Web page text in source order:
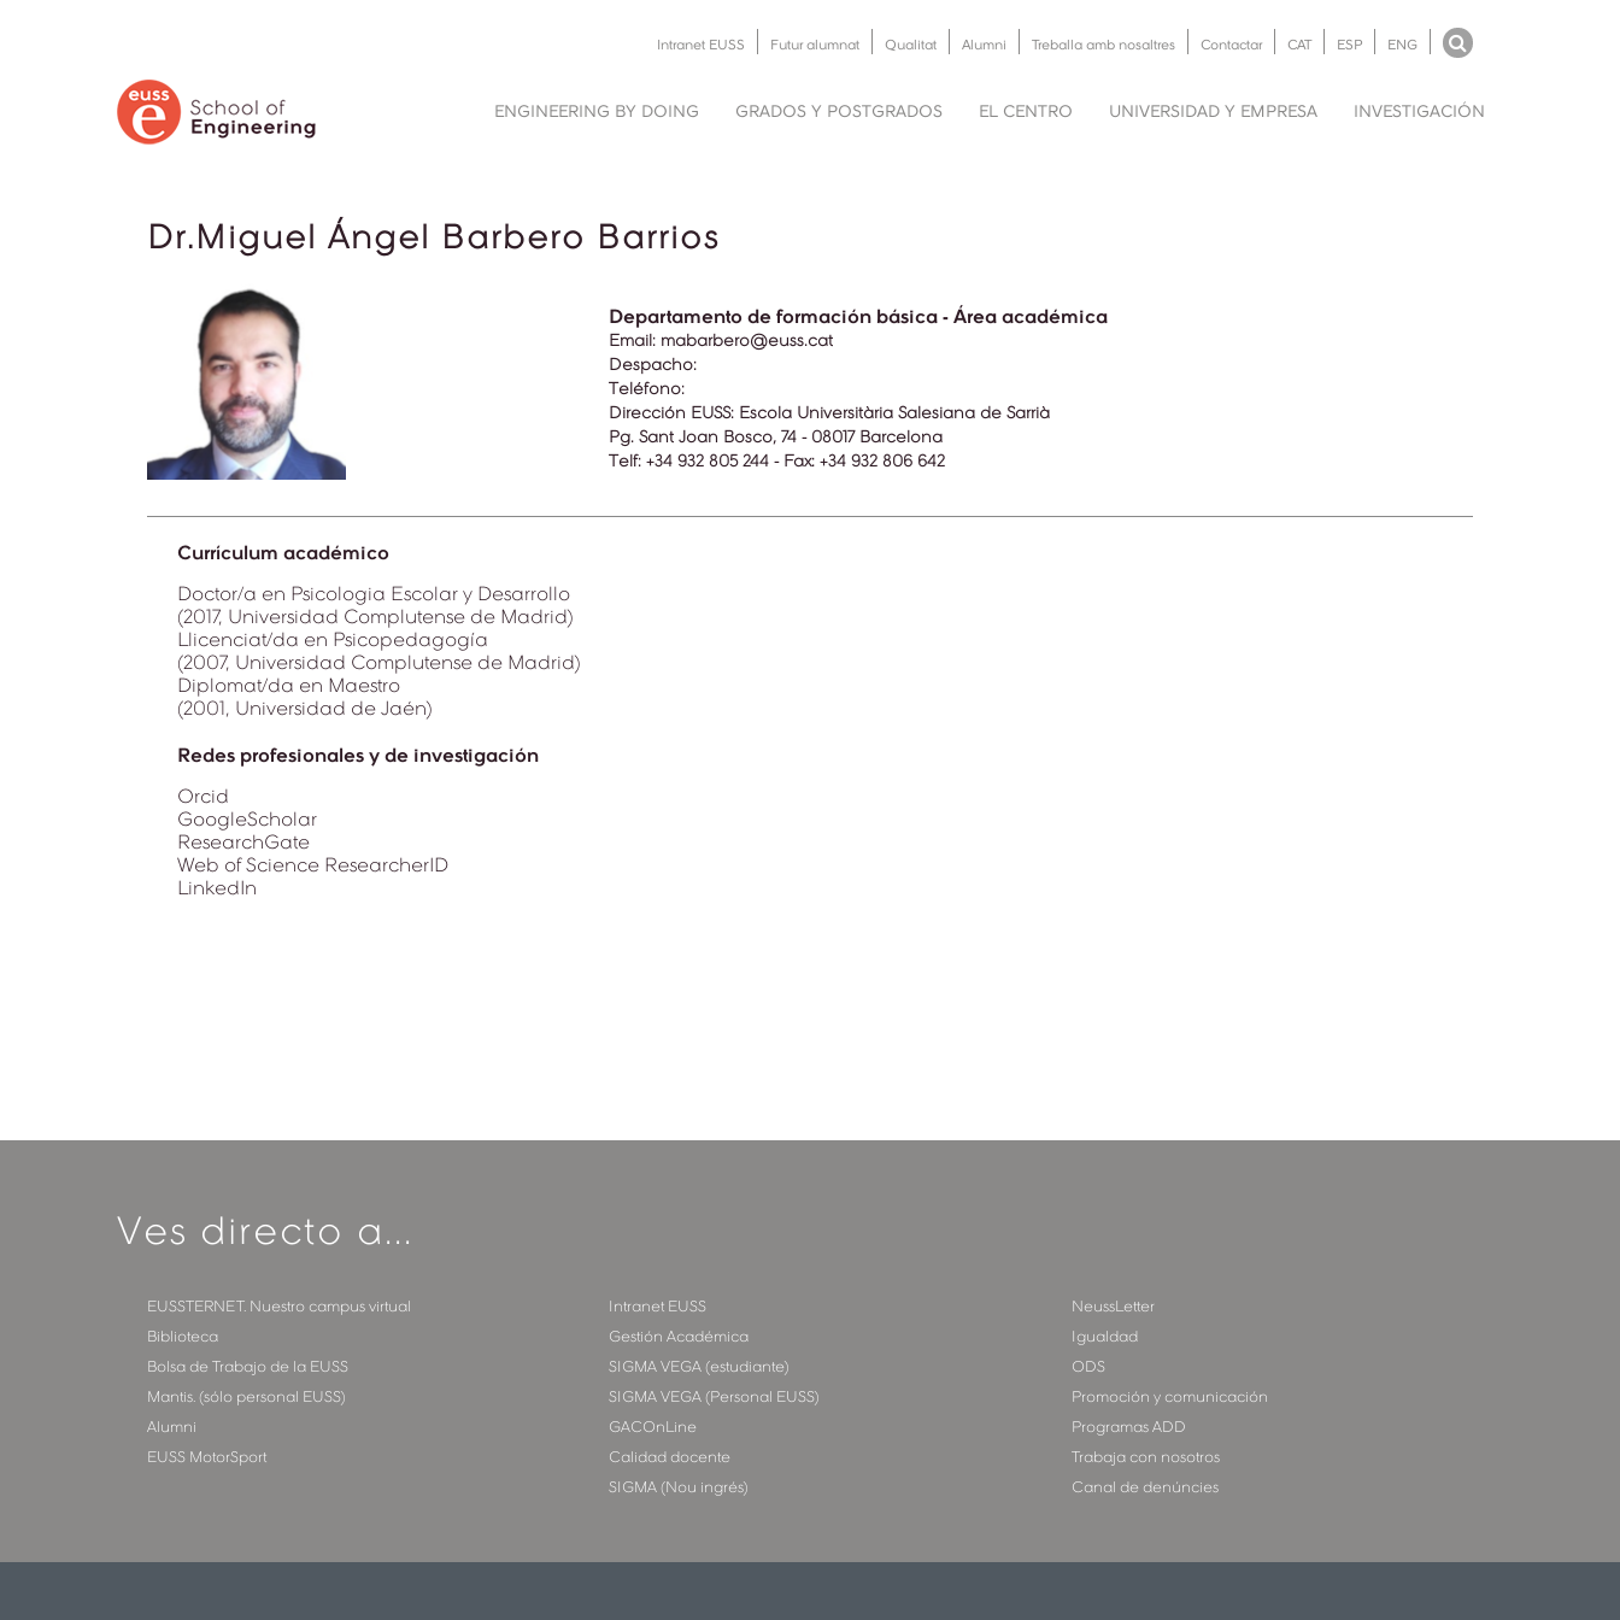
BUSCAR
Intranet EUSS Futur alumnat Qualitat Alumni Treballa amb nosaltres Contactar CAT ESP ENG
ENGINEERING BY DOING GRADOS Y POSTGRADOS EL CENTRO UNIVERSIDAD Y EMPRESA INVESTIGACIÓN
Dr.Miguel Ángel Barbero Barrios
Departamento de formación básica - Área académica
Email: mabarbero@euss.cat
Despacho:
Teléfono:
Dirección EUSS: Escola Universitària Salesiana de Sarrià
Pg. Sant Joan Bosco, 74 - 08017 Barcelona
Telf: +34 932 805 244 - Fax: +34 932 806 642
Currículum académico
Doctor/a en Psicologia Escolar y Desarrollo
(2017, Universidad Complutense de Madrid)
Llicenciat/da en Psicopedagogía
(2007, Universidad Complutense de Madrid)
Diplomat/da en Maestro
(2001, Universidad de Jaén)
Redes profesionales y de investigación
Orcid
GoogleScholar
ResearchGate
Web of Science ResearcherID
LinkedIn
Ves directo a...
EUSSTERNET. Nuestro campus virtual
Biblioteca
Bolsa de Trabajo de la EUSS
Mantis. (sólo personal EUSS)
Alumni
EUSS MotorSport
Intranet EUSS
Gestión Académica
SIGMA VEGA (estudiante)
SIGMA VEGA (Personal EUSS)
GACOnLine
Calidad docente
SIGMA (Nou ingrés)
NeussLetter
Igualdad
ODS
Promoción y comunicación
Programas ADD
Trabaja con nosotros
Canal de denúncies